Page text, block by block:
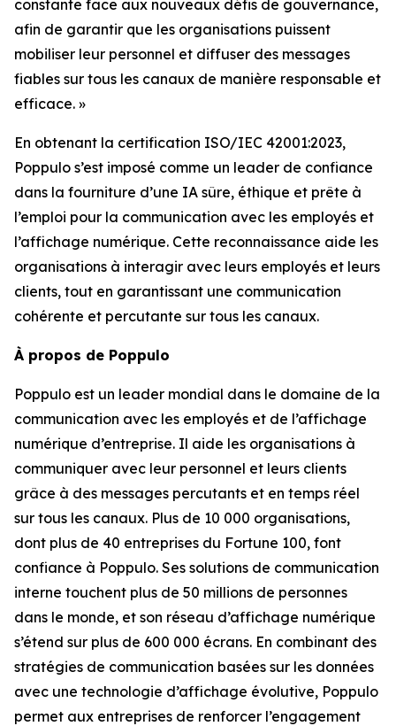
constante face aux nouveaux défis de gouvernance,
afin de garantir que les organisations puissent
mobiliser leur personnel et diffuser des messages
fiables sur tous les canaux de manière responsable et
efficace. »
En obtenant la certification ISO/IEC 42001:2023,
Poppulo s’est imposé comme un leader de confiance
dans la fourniture d’une IA sûre, éthique et prête à
l’emploi pour la communication avec les employés et
l’affichage numérique. Cette reconnaissance aide les
organisations à interagir avec leurs employés et leurs
clients, tout en garantissant une communication
cohérente et percutante sur tous les canaux.
À propos de Poppulo
Poppulo est un leader mondial dans le domaine de la
communication avec les employés et de l’affichage
numérique d’entreprise. Il aide les organisations à
communiquer avec leur personnel et leurs clients
grâce à des messages percutants et en temps réel
sur tous les canaux. Plus de 10 000 organisations,
dont plus de 40 entreprises du Fortune 100, font
confiance à Poppulo. Ses solutions de communication
interne touchent plus de 50 millions de personnes
dans le monde, et son réseau d’affichage numérique
s’étend sur plus de 600 000 écrans. En combinant des
stratégies de communication basées sur les données
avec une technologie d’affichage évolutive, Poppulo
permet aux entreprises de renforcer l’engagement